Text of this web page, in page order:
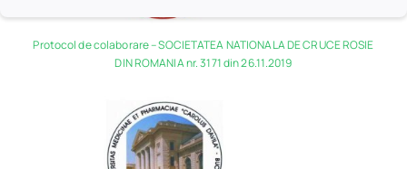
Protocol de colaborare – SOCIETATEA NATIONALA DE CRUCE ROSIE
DIN ROMANIA nr. 3171 din 26.11.2019